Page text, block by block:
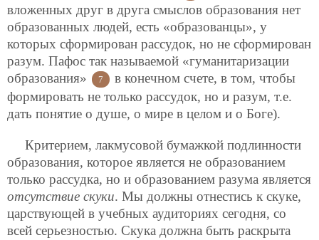
вложенных друг в друга смыслов образования нет
образованных людей, есть «образованцы», у
которых сформирован рассудок, но не сформирован
разум. Пафос так называемой «гуманитаризации
образования»
7
в конечном счете, в том, чтобы
формировать не только рассудок, но и разум, т.е.
дать понятие о душе, о мире в целом и о Боге).
Критерием, лакмусовой бумажкой подлинности
образования, которое является не образованием
только рассудка, но и образованием разума является
отсутствие скуки. Мы должны отнестись к скуке,
царствующей в учебных аудиториях сегодня, со
всей серьезностью. Скука должна быть раскрыта